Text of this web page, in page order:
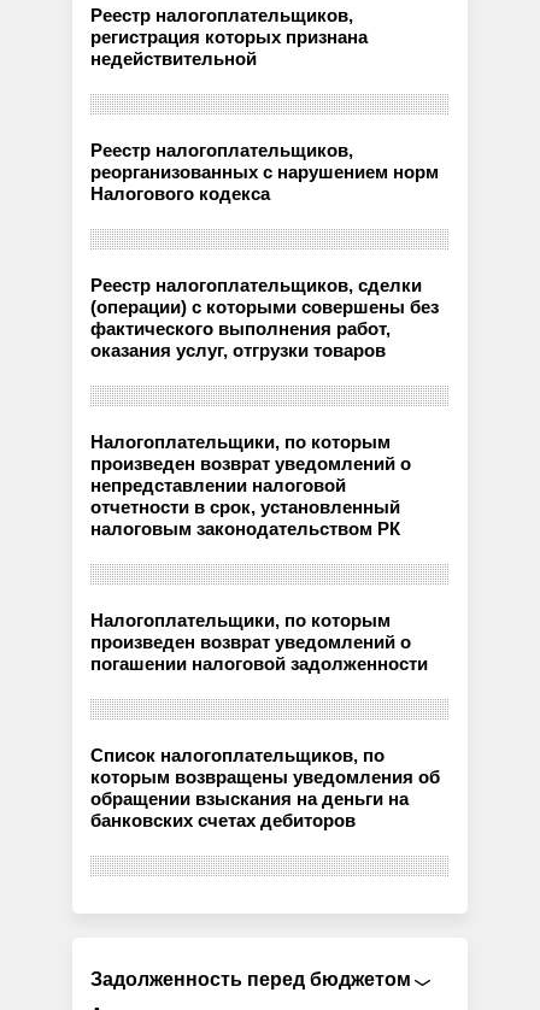
Реестр налогоплательщиков,
регистрация которых признана
недействительной
Реестр налогоплательщиков,
реорганизованных с нарушением норм
Налогового кодекса
Реестр налогоплательщиков, сделки
(операции) с которыми совершены без
фактического выполнения работ,
оказания услуг, отгрузки товаров
Налогоплательщики, по которым
произведен возврат уведомлений о
непредставлении налоговой
отчетности в срок, установленный
налоговым законодательством РК
Налогоплательщики, по которым
произведен возврат уведомлений о
погашении налоговой задолженности
Список налогоплательщиков, по
которым возвращены уведомления об
обращении взыскания на деньги на
банковских счетах дебиторов
Задолженность перед бюджетом